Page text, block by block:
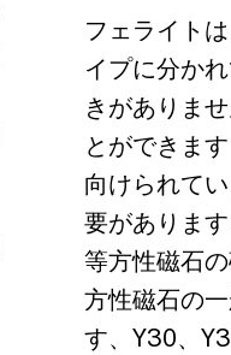
フェライト
イプに分か
きがありま
とができま
向けられて
要がありま
等方性磁石
方性磁石の
す、Y30、